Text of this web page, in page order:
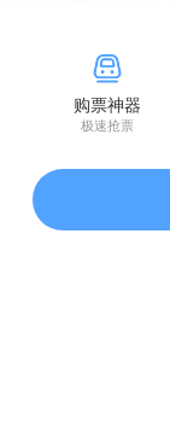
购票神器
极速抢票